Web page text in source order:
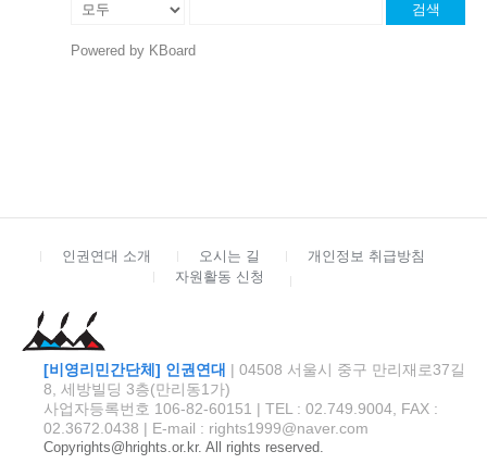
검색
Powered by KBoard
인권연대 소개 오시는 길
개인정보 취급방침
자원활동 신청
[비영리민간단체] 인권연대 | 04508 서울시 중구 만리재로37길
8, 세방빌딩 3층(만리동1가)
사업자등록번호 106-82-60151 | TEL : 02.749.9004, FAX :
02.3672.0438 | E-mail : rights1999@naver.com
Copyrights@hrights.or.kr. All rights reserved.